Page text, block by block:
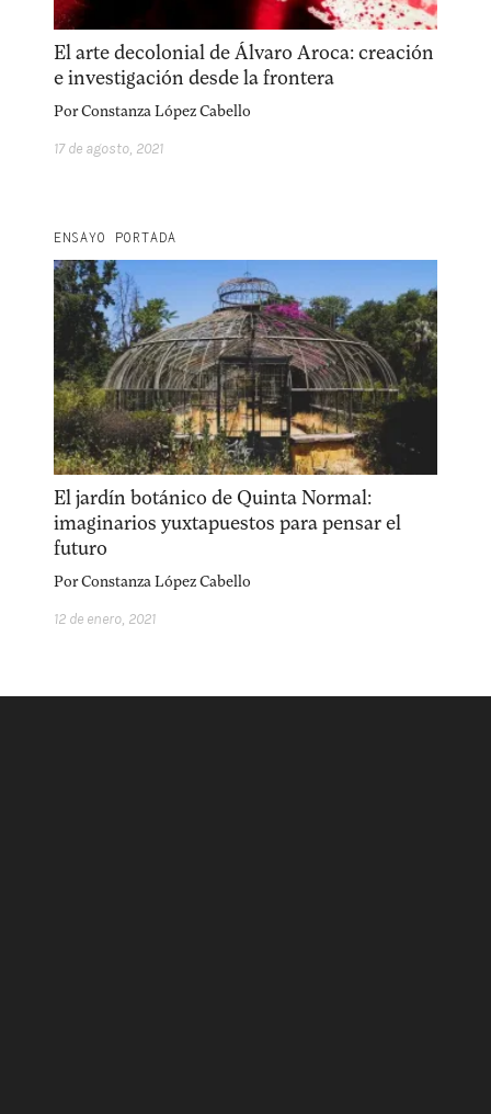
El arte decolonial de Álvaro Aroca: creación
e investigación desde la frontera
PorConstanza López Cabello
17 de agosto, 2021
ENSAYO PORTADA
El jardín botánico de Quinta Normal:
imaginarios yuxtapuestos para pensar el
futuro
PorConstanza López Cabello
12 de enero, 2021